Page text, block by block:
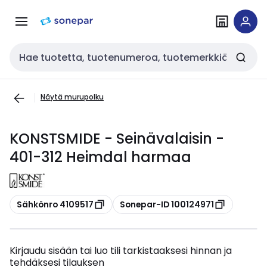
navigointiinsisältöön
Haku
Näytä murupolku
KONSTSMIDE - Seinävalaisin -
401-312 Heimdal harmaa
Kopioi
Sähkönro 4109517 Kopioi
Sonepar-ID 100124971
Kirjaudu sisään tai luo tili tarkistaaksesi hinnan ja
tehdäksesi tilauksen